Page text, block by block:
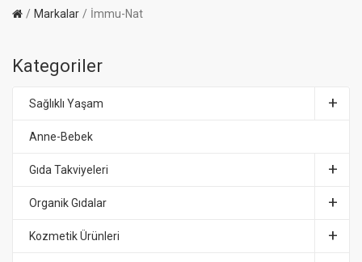
Markalar İmmu-Nat
Kategoriler
Sağlıklı Yaşam
Anne-Bebek
Gıda Takviyeleri
Organik Gıdalar
Kozmetik Ürünleri